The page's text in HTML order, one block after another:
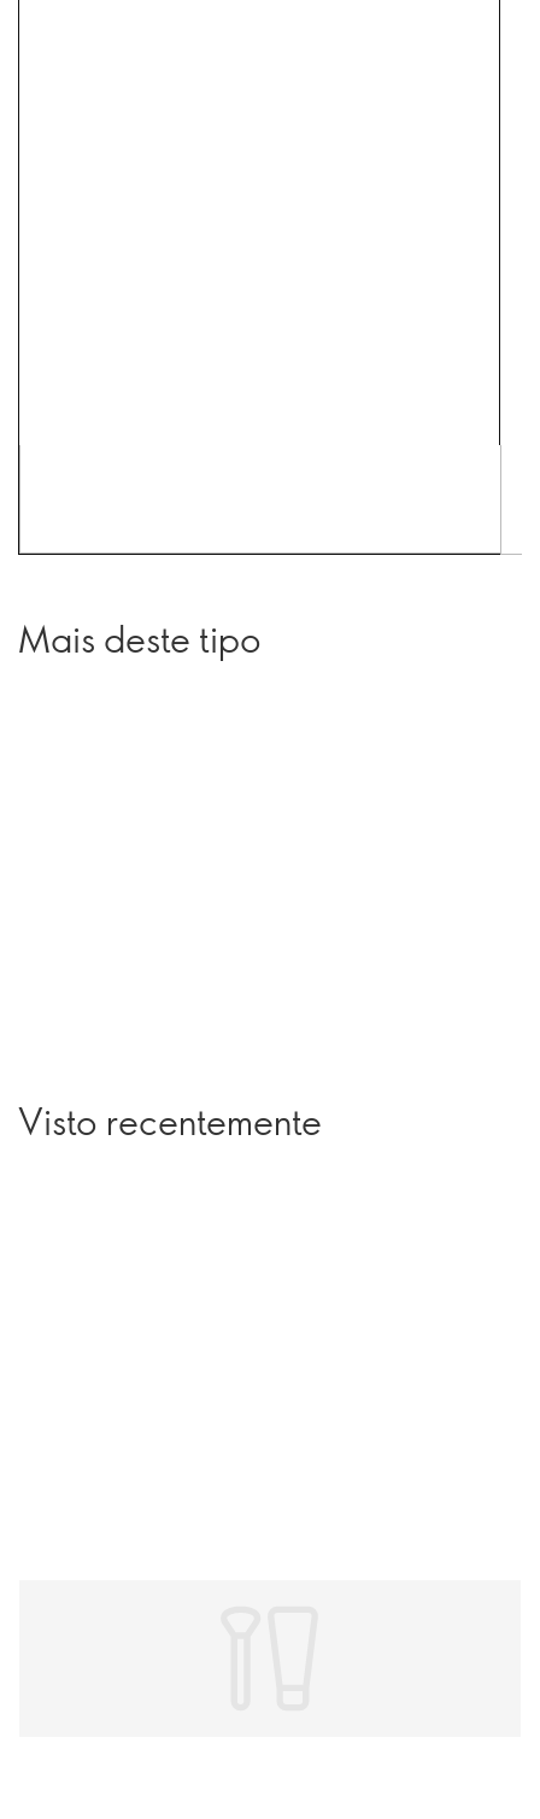
Mais deste tipo
Visto recentemente